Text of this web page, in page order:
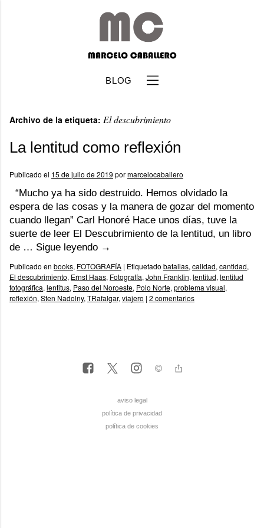
BLOG
Archivo de la etiqueta: El descubrimiento
La lentitud como reflexión
Publicado el 15 de julio de 2019 pormarcelocaballero
“Mucho ya ha sido destruido. Hemos olvidado la
espera de las cosas y la manera de gozar del momento
cuando llegan” Carl Honoré Hace unos días, tuve la
suerte de leer El Descubrimiento de la lentitud, un libro
de … Sigue leyendo →
Publicado en books, FOTOGRAFÍA | Etiquetado batallas, calidad, cantidad,
El descubrimiento, Ernst Haas, Fotografía, John Franklin, lentitud, lentitud
fotográfica, lentitus, Paso del Noroeste, Polo Norte, problema visual,
reflexión, Sten Nadolny, TRafalgar, viajero | 2 comentarios
aviso legal
política de privacidad
política de cookies